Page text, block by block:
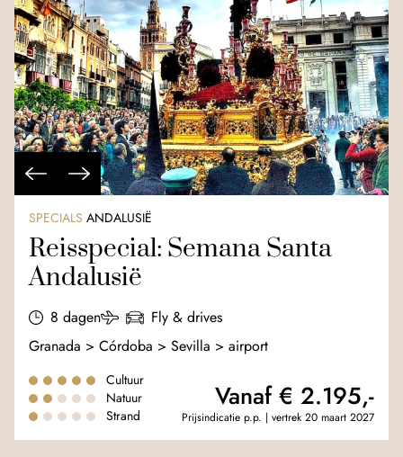
SPECIALS ANDALUSIË
Reisspecial: Semana Santa
Andalusië
8 dagen
Fly & drives
Granada > Córdoba > Sevilla > airport
Cultuur
Natuur
Strand
Vanaf € 2.195,-
Prijsindicatie p.p. | vertrek 20 maart 2027